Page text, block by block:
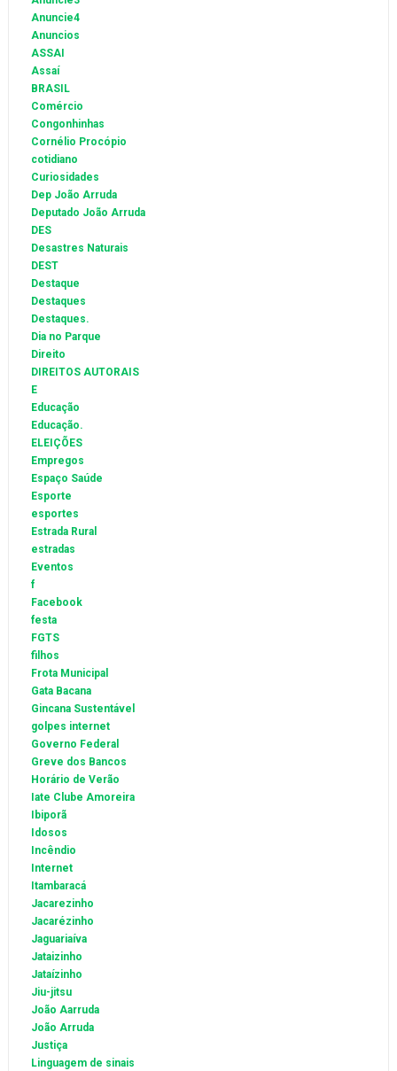
Anuncie4
Anuncios
ASSAI
Assaí
BRASIL
Comércio
Congonhinhas
Cornélio Procópio
cotidiano
Curiosidades
Dep João Arruda
Deputado João Arruda
DES
Desastres Naturais
DEST
Destaque
Destaques
Destaques.
Dia no Parque
Direito
DIREITOS AUTORAIS
E
Educação
Educação.
ELEIÇÕES
Empregos
Espaço Saúde
Esporte
esportes
Estrada Rural
estradas
Eventos
f
Facebook
festa
FGTS
filhos
Frota Municipal
Gata Bacana
Gincana Sustentável
golpes internet
Governo Federal
Greve dos Bancos
Horário de Verão
Iate Clube Amoreira
Ibiporã
Idosos
Incêndio
Internet
Itambaracá
Jacarezinho
Jacarézinho
Jaguariaíva
Jataizinho
Jataízinho
Jiu-jitsu
João Aarruda
João Arruda
Justiça
Linguagem de sinais